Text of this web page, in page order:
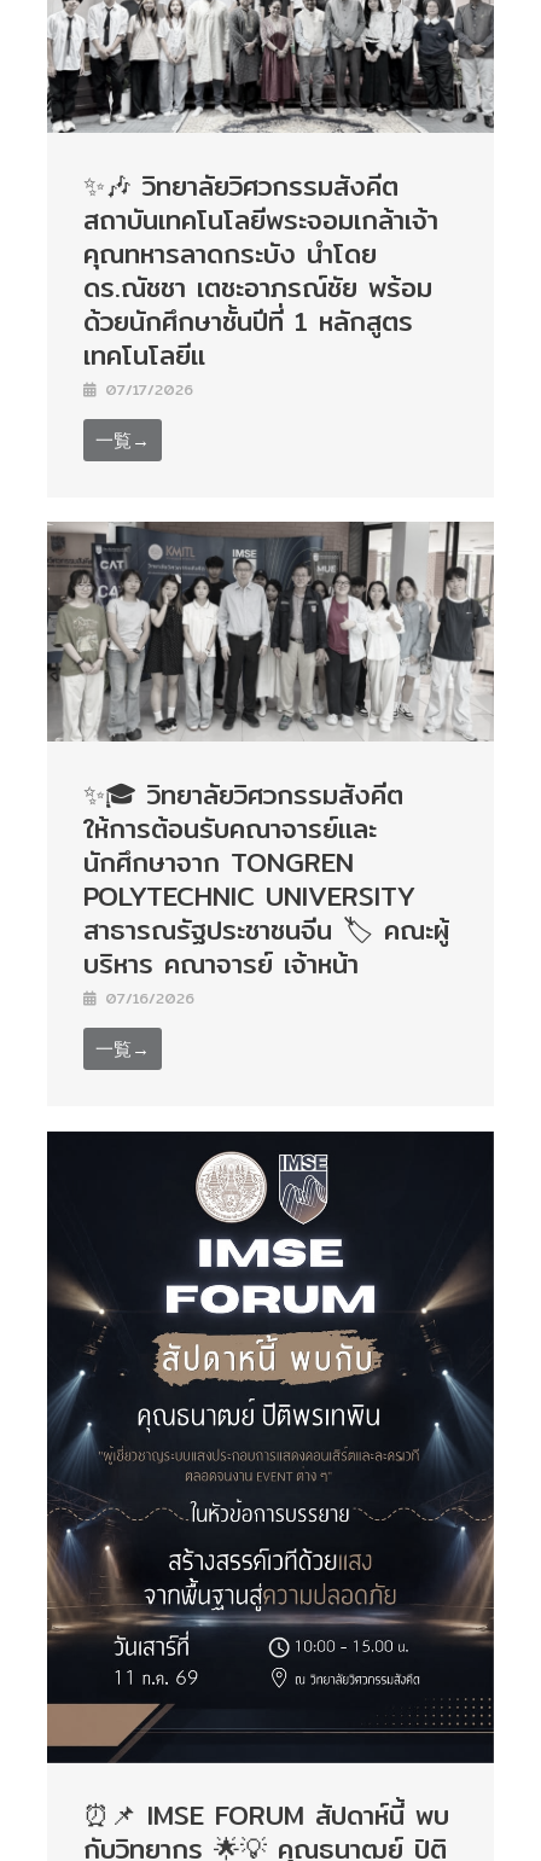
✨🎶 วิทยาลัยวิศวกรรมสังคีต
สถาบันเทคโนโลยีพระจอมเกล้าเจ้า
คุณทหารลาดกระบัง นำโดย
ดร.ณัชชา เตชะอาภรณ์ชัย พร้อม
ด้วยนักศึกษาชั้นปีที่ 1 หลักสูตร
เทคโนโลยีแ
07/17/2026
一覧→
✨🎓 วิทยาลัยวิศวกรรมสังคีต
ให้การต้อนรับคณาจารย์และ
นักศึกษาจาก TONGREN
POLYTECHNIC UNIVERSITY
สาธารณรัฐประชาชนจีน 🏷️ คณะผู้
บริหาร คณาจารย์ เจ้าหน้า
07/16/2026
一覧→
⏰📌 IMSE FORUM สัปดาห์นี้ พบ
กับวิทยากร 🌟💡 คุณธนาฒย์ ปิติ